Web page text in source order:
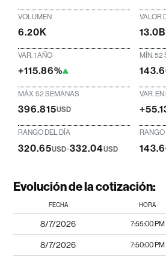
VOLUMEN
6.20K
VALOR
13.0B
VAR. 1 AÑO
+115.86%
MÍN. 52
MÁX. 52 SEMANAS
396.815USD
VAR.
RANGO DEL DÍA
320.65USD-332.04USD
Evolución de la cotización:
FECHA HORA
8/7/2026 7:55:00 PM
8/7/2026 7:50:00 PM